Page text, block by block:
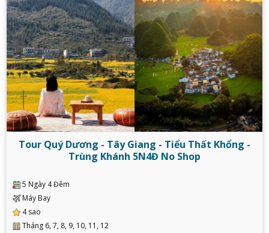
Tour Quý Dương - Tây Giang - Tiểu Thất Khổng -
Trùng Khánh 5N4Đ No Shop
5 Ngày 4 Đêm
Máy Bay
4 sao
Tháng 6, 7, 8, 9, 10, 11, 12